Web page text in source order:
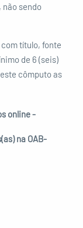
não sendo
título, fonte
de 6 (seis)
cômputo as
online -
na OAB-